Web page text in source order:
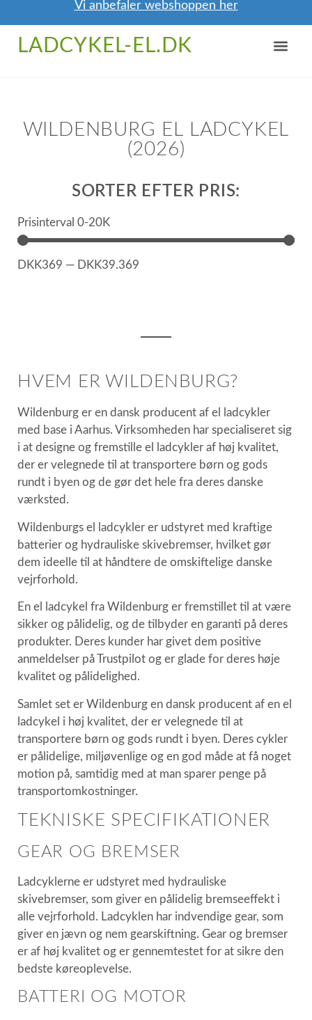
Vi anbefaler webshoppen her
LADCYKEL-EL.DK
WILDENBURG EL LADCYKEL
(2026)
SORTER EFTER PRIS:
Prisinterval 0-20K
DKK369 — DKK39.369
HVEM ER WILDENBURG?
Wildenburg er en dansk producent af el ladcykler
med base i Aarhus. Virksomheden har specialiseret sig
i at designe og fremstille el ladcykler af høj kvalitet,
der er velegnede til at transportere børn og gods
rundt i byen og de gør det hele fra deres danske
værksted.
Wildenburgs el ladcykler er udstyret med kraftige
batterier og hydrauliske skivebremser, hvilket gør
dem ideelle til at håndtere de omskiftelige danske
vejrforhold.
En el ladcykel fra Wildenburg er fremstillet til at være
sikker og pålidelig, og de tilbyder en garanti på deres
produkter. Deres kunder har givet dem positive
anmeldelser på Trustpilot og er glade for deres høje
kvalitet og pålidelighed.
Samlet set er Wildenburg en dansk producent af en el
ladcykel i høj kvalitet, der er velegnede til at
transportere børn og gods rundt i byen. Deres cykler
er pålidelige, miljøvenlige og en god måde at få noget
motion på, samtidig med at man sparer penge på
transportomkostninger.
TEKNISKE SPECIFIKATIONER
GEAR OG BREMSER
Ladcyklerne er udstyret med hydrauliske
skivebremser, som giver en pålidelig bremseeffekt i
alle vejrforhold. Ladcyklen har indvendige gear, som
giver en jævn og nem gearskiftning. Gear og bremser
er af høj kvalitet og er gennemtestet for at sikre den
bedste køreoplevelse.
BATTERI OG MOTOR